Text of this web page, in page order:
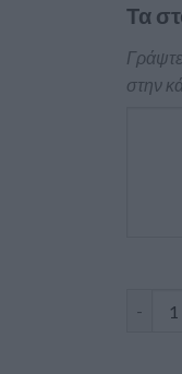
Τα
στην